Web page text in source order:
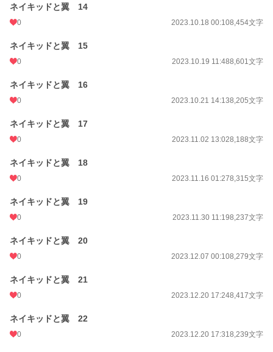
ネイキッドと翼 14
0 2023.10.18 00:108,454文字
ネイキッドと翼 15
0 2023.10.19 11:488,601文字
ネイキッドと翼 16
0 2023.10.21 14:138,205文字
ネイキッドと翼 17
0 2023.11.02 13:028,188文字
ネイキッドと翼 18
0 2023.11.16 01:278,315文字
ネイキッドと翼 19
0 2023.11.30 11:198,237文字
ネイキッドと翼 20
0 2023.12.07 00:108,279文字
ネイキッドと翼 21
0 2023.12.20 17:248,417文字
ネイキッドと翼 22
0 2023.12.20 17:318,239文字